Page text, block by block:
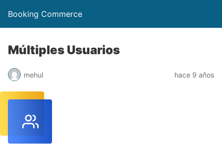
Booking Commerce
Múltiples Usuarios
mehul hace 9 años